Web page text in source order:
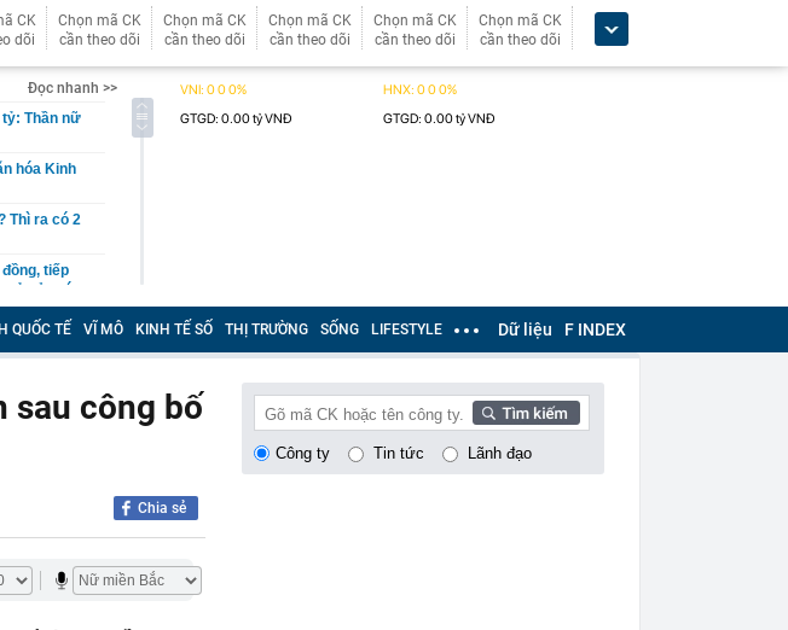
CK
dõi
Chọn mã CK
cần theo dõi
Chọn mã CK
cần theo dõi
Chọn mã CK
cần theo dõi
Chọn mã CK
cần theo dõi
Chọn mã CK
cần theo dõi
Đọc nhanh >>
Thần nữ
hóa Kinh
Thì ra có 2
tiếp
sản ở mức
Nam Á
để lật
hơn 1,4 tỷ
lĩnh án
QUỐC TẾ VĨ MÔ KINH TẾ SỐ THỊ TRƯỜNG SỐNG LIFESTYLE Dữ liệu F INDEX
sau công bố
Chia sẻ
Công ty Tin tức Lãnh đạo